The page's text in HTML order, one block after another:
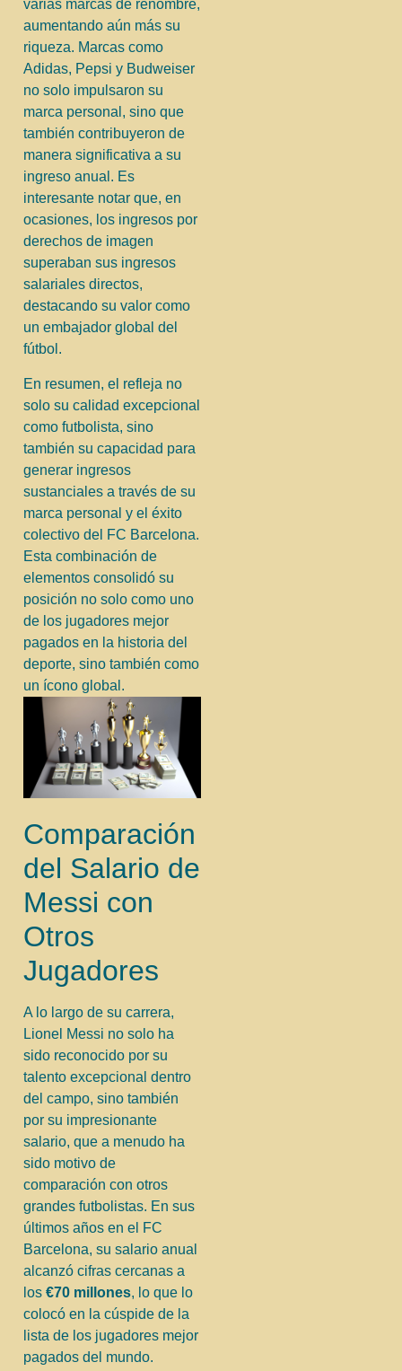
varias marcas de renombre,
aumentando aún más su
riqueza. Marcas como
Adidas, Pepsi y Budweiser
no solo impulsaron su
marca personal, sino que
también contribuyeron de
manera significativa a su
ingreso anual. Es
interesante notar que, en
ocasiones, los ingresos por
derechos de imagen
superaban sus ingresos
salariales directos,
destacando su valor como
un embajador global del
fútbol.
En resumen, el refleja no
solo su calidad excepcional
como futbolista, sino
también su capacidad para
generar ingresos
sustanciales a través de su
marca personal y el éxito
colectivo del FC Barcelona.
Esta combinación de
elementos consolidó su
posición no solo como uno
de los jugadores mejor
pagados en la historia del
deporte, sino también como
un ícono global.
Comparación
del Salario de
Messi con
Otros
Jugadores
A lo largo de su carrera,
Lionel Messi no solo ha
sido reconocido por su
talento excepcional dentro
del campo, sino también
por su impresionante
salario, que a menudo ha
sido motivo de
comparación con otros
grandes futbolistas. En sus
últimos años en el FC
Barcelona, su salario anual
alcanzó cifras cercanas a
los €70 millones, lo que lo
colocó en la cúspide de la
lista de los jugadores mejor
pagados del mundo.